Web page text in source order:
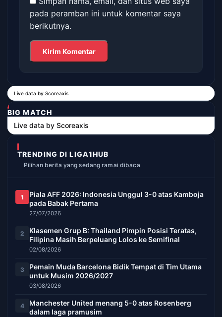
pada peramban ini untuk komentar saya
berikutnya.
Live data by Scoreaxis
BIG MATCH
Live data by Scoreaxis
TRENDING DI LIGA1HUB
Pilihan berita yang sedang ramai dibaca
1
Piala AFF 2026: Indonesia Unggul 3-0 atas Kamboja
pada Babak Pertama
27/07/2026
2
Klasemen Grup B: Thailand Pimpin Posisi Teratas,
Filipina Masih Berpeluang Lolos ke Semifinal
02/08/2026
3
Pemain Muda Barcelona Bidik Tempat di Tim Utama
untuk Musim 2026/2027
03/08/2026
4
Manchester United menang 5-0 atas Rosenberg
dalam laga pramusim